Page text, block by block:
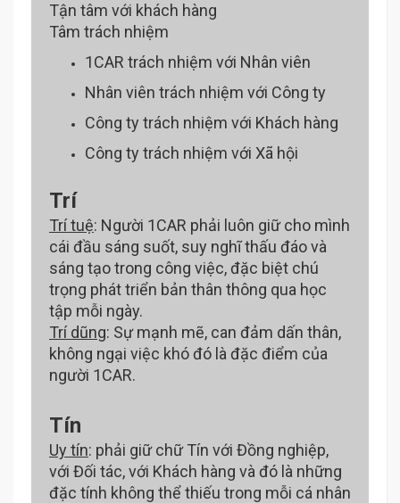
Tận tâm với khách hàng
Tâm trách nhiệm
1CAR trách nhiệm với Nhân viên
Nhân viên trách nhiệm với Công ty
Công ty trách nhiệm với Khách hàng
Công ty trách nhiệm với Xã hội
Trí
Trí tuệ: Người 1CAR phải luôn giữ cho mình
cái đầu sáng suốt, suy nghĩ thấu đáo và
sáng tạo trong công việc, đặc biệt chú
trọng phát triển bản thân thông qua học
tập mỗi ngày.
Trí dũng: Sự mạnh mẽ, can đảm dấn thân,
không ngại việc khó đó là đặc điểm của
người 1CAR.
Tín
Uy tín: phải giữ chữ Tín với Đồng nghiệp,
với Đối tác, với Khách hàng và đó là những
đặc tính không thể thiếu trong mỗi cá nhân